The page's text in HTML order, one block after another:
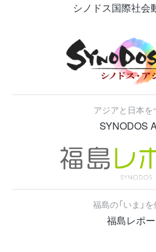
シノドス国際社会
アジアと日本を
SYNODOS
福島の「いま」
福島レポー